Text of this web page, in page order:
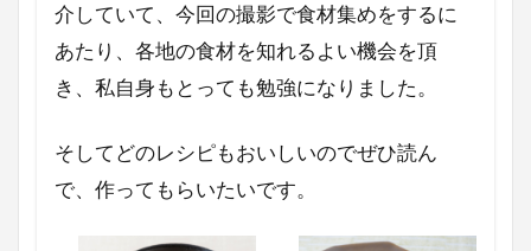
介していて、今回の撮影で食材集めをするに
あたり、各地の食材を知れるよい機会を頂
き、私自身もとっても勉強になりました。
そしてどのレシピもおいしいのでぜひ読ん
で、作ってもらいたいです。
検索